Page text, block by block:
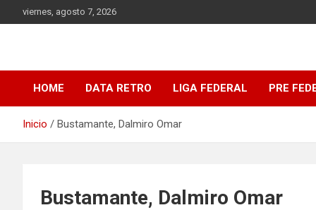
al
viernes, agosto 7, 2026
DATA Basquet
HOME DATA RETRO LIGA FEDERAL PRE
Inicio Bustamante, Dalmiro Omar
Bustamante, Dalmiro Omar